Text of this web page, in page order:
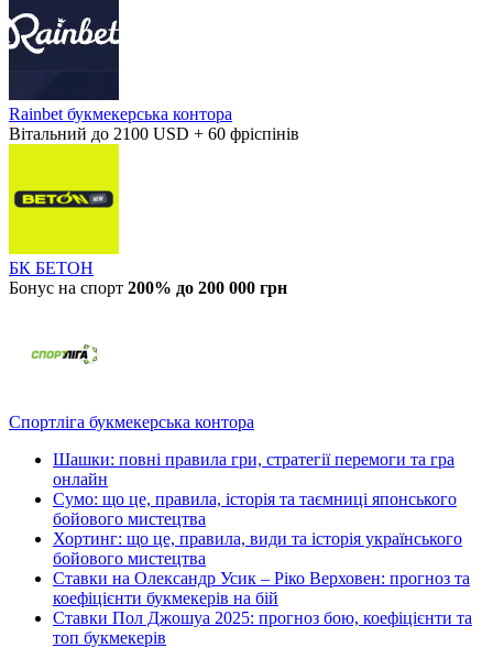
Rainbet букмекерська контора
Вітальний до 2100 USD + 60 фріспінів
БК БЕТОН
Бонус на спорт 200% до 200 000 грн
Спортліга букмекерська контора
Шашки: повні правила гри, стратегії перемоги та гра
онлайн
Сумо: що це, правила, історія та таємниці японського
бойового мистецтва
Хортинг: що це, правила, види та історія українського
бойового мистецтва
Ставки на Олександр Усик – Ріко Верховен: прогноз та
коефіцієнти букмекерів на бій
Ставки Пол Джошуа 2025: прогноз бою, коефіцієнти та
топ букмекерів